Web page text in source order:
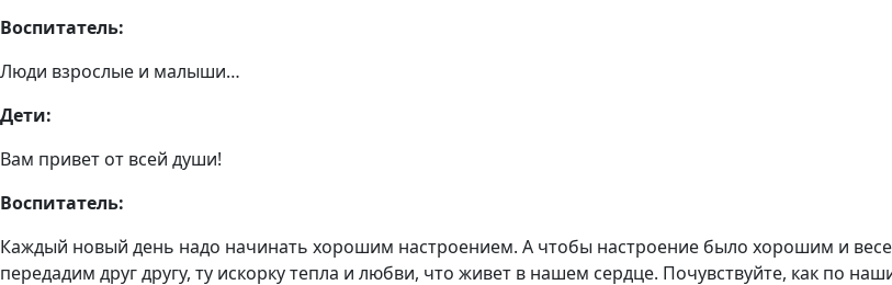
Воспитатель:
Люди взрослые и малыши…
Дети:
Вам привет от всей души!
Воспитатель:
Каждый новый день надо начинать хорошим настроением. А чтобы настроение было хорошим и
передадим друг другу, ту искорку тепла и любви, что живет в нашем сердце. Почувствуйте, как по